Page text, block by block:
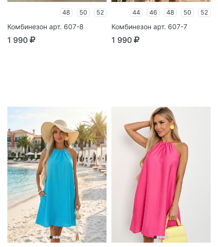
48 50 52
Комбинезон арт. 607-8
1 990
44 46 48 50 52
Комбинезон арт. 607-7
1 990